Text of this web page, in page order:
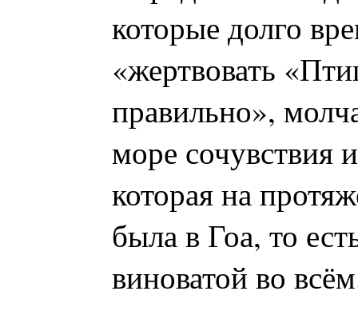
которые долго
«жертвовать
правильно»,
море сочувствия
которая на
была в Гоа, то
виноватой во